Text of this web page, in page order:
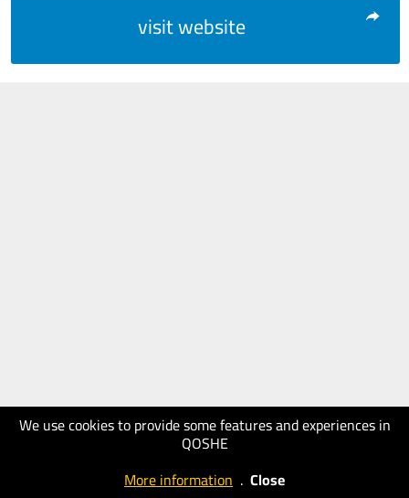
We use cookies to provide some features and experiences in
QOSHE
More information . Close
visit website